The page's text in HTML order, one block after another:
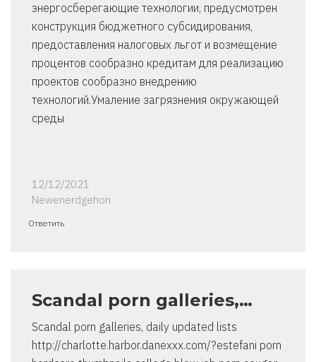
энергосберегающие технологии, предусмотрен
конструкция бюджетного субсидирования,
предоставления налоговых льгот и возмещение
процентов сообразно кредитам для реализацию
проектов сообразно внедрению
технологий.Умаление загрязнения окружающей
среды
12/12/2021
Newenerdgehon
Ответить
Scandal porn galleries,…
Scandal porn galleries, daily updated lists
http://charlotte.harbor.danexxx.com/?estefani porn